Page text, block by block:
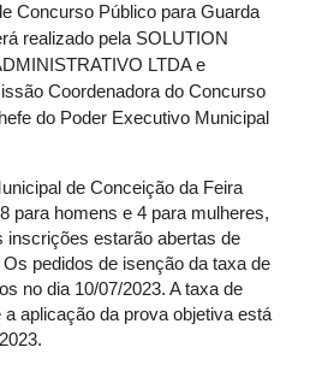
Concurso Público para Guarda
realizado pela SOLUTION
LTDA e
Coordenadora do Concurso
do Poder Executivo Municipal
de Conceição da Feira
para homens e 4 para mulheres,
estarão abertas de
pedidos de isenção da taxa de
no dia 10/07/2023. A taxa de
aplicação da prova objetiva está